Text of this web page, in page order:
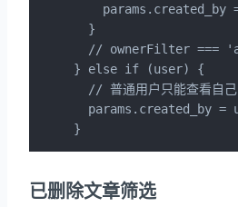
params.created_by
  }
// ownerFilter ===
} else if (user) {
// 普通用户只能查看自
params.created_by =
}
已删除文章筛选